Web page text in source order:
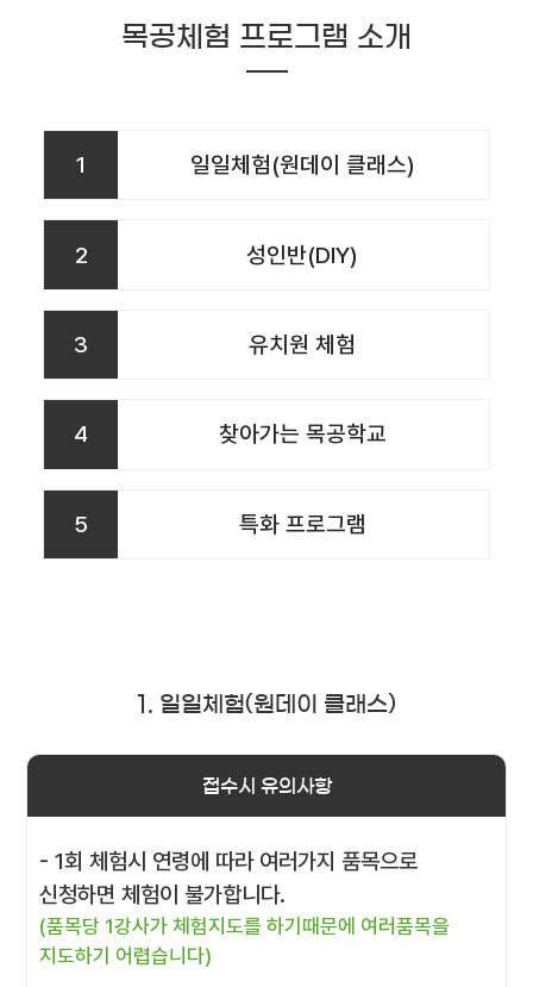
목공체험 프로그램 소개
1 일일체험(원데이 클래스)
2 성인반(DIY)
3 유치원 체험
4 찾아가는 목공학교
5 특화 프로그램
1. 일일체험(원데이 클래스)
접수시 유의사항
- 1회 체험시 연령에 따라 여러가지 품목으로
신청하면 체험이 불가합니다.
(품목당 1강사가 체험지도를 하기때문에 여러품목을
지도하기 어렵습니다)